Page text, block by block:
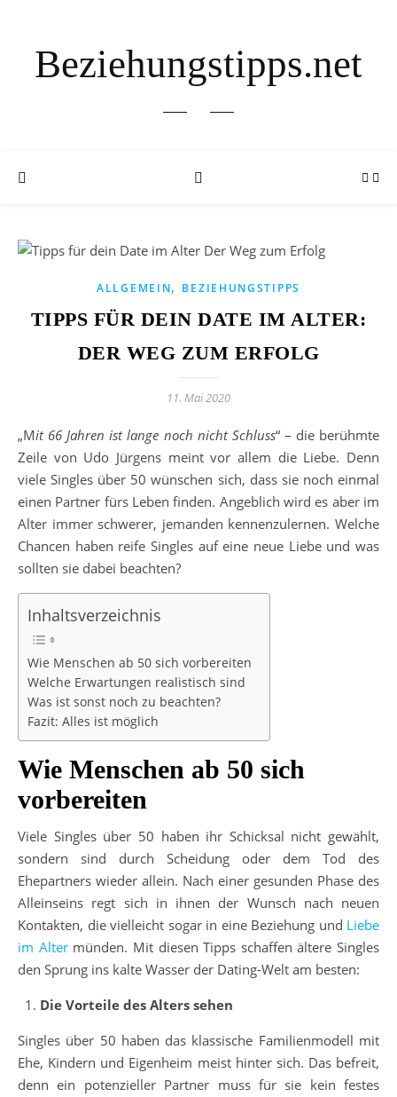
Beziehungstipps.net
ALLGEMEIN, BEZIEHUNGSTIPPS
TIPPS FÜR DEIN DATE IM ALTER:
DER WEG ZUM ERFOLG
11. Mai 2020
„Mit 66 Jahren ist lange noch nicht Schluss“ – die berühmte
Zeile von Udo Jürgens meint vor allem die Liebe. Denn
viele Singles über 50 wünschen sich, dass sie noch einmal
einen Partner fürs Leben finden. Angeblich wird es aber im
Alter immer schwerer, jemanden kennenzulernen. Welche
Chancen haben reife Singles auf eine neue Liebe und was
sollten sie dabei beachten?
Inhaltsverzeichnis
Wie Menschen ab 50 sich vorbereiten
Welche Erwartungen realistisch sind
Was ist sonst noch zu beachten?
Fazit: Alles ist möglich
Wie Menschen ab 50 sich
vorbereiten
Viele Singles über 50 haben ihr Schicksal nicht gewählt,
sondern sind durch Scheidung oder dem Tod des
Ehepartners wieder allein. Nach einer gesunden Phase des
Alleinseins regt sich in ihnen der Wunsch nach neuen
Kontakten, die vielleicht sogar in eine Beziehung und Liebe
im Altermünden. Mit diesen Tipps schaffen ältere Singles
den Sprung ins kalte Wasser der Dating-Welt am besten:
Die Vorteile des Alters sehen
Singles über 50 haben das klassische Familienmodell mit
Ehe, Kindern und Eigenheim meist hinter sich. Das befreit,
denn ein potenzieller Partner muss für sie kein festes